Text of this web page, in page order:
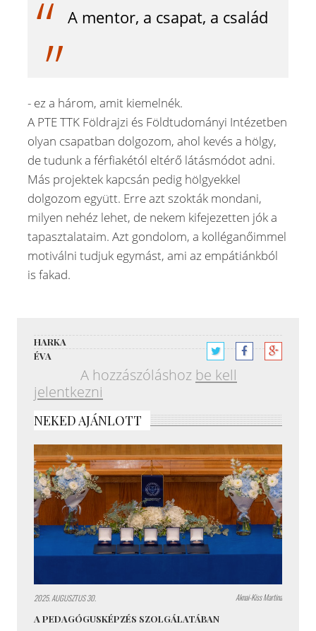
A mentor, a csapat, a család
- ez a három, amit kiemelnék.
A PTE TTK Földrajzi és Földtudományi Intézetben
olyan csapatban dolgozom, ahol kevés a hölgy,
de tudunk a férfiakétól eltérő látásmódot adni.
Más projektek kapcsán pedig hölgyekkel
dolgozom együtt. Erre azt szokták mondani,
milyen nehéz lehet, de nekem kifejezetten jók a
tapasztalataim. Azt gondolom, a kolléganőimmel
motiválni tudjuk egymást, ami az empátiánkból
is fakad.
HARKA
ÉVA
A hozzászóláshoz be kell
jelentkezni
NEKED AJÁNLOTT
2025. AUGUSZTUS 30. Aknai-Kiss Martina
A PEDAGÓGUSKÉPZÉS SZOLGÁLATÁBAN